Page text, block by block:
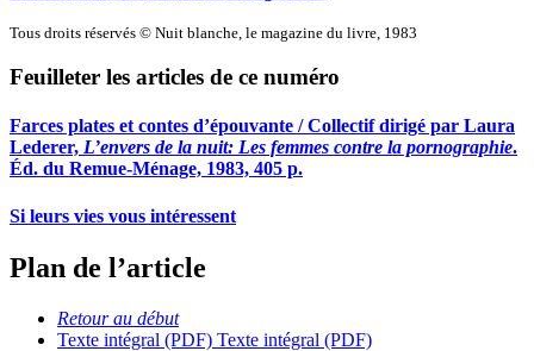
Tous droits réservés © Nuit blanche, le magazine du livre, 1983
Feuilleter les articles de ce numéro
Farces plates et contes d’épouvante / Collectif dirigé par Laura
Lederer, L’envers de la nuit: Les femmes contre la pornographie.
Éd. du Remue-Ménage, 1983, 405 p.
Si leurs vies vous intéressent
Plan de l’article
Retour au début
Texte intégral (PDF) Texte intégral (PDF)